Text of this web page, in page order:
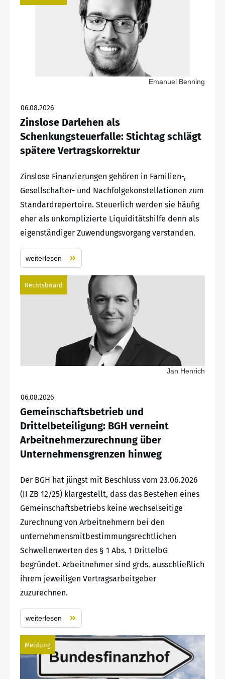
Emanuel Benning
06.08.2026
Zinslose Darlehen als
Schenkungsteuerfalle: Stichtag schlägt
spätere Vertragskorrektur
Zinslose Finanzierungen gehören in Familien-,
Gesellschafter- und Nachfolgekonstellationen zum
Standardrepertoire. Steuerlich werden sie häufig
eher als unkomplizierte Liquiditätshilfe denn als
eigenständiger Zuwendungsvorgang verstanden.
weiterlesen
Rechtsboard
Jan Henrich
06.08.2026
Gemeinschaftsbetrieb und
Drittelbeteiligung: BGH verneint
Arbeitnehmerzurechnung über
Unternehmensgrenzen hinweg
Der BGH hat jüngst mit Beschluss vom 23.06.2026
(II ZB 12/25) klargestellt, dass das Bestehen eines
Gemeinschaftsbetriebs keine wechselseitige
Zurechnung von Arbeitnehmern bei den
unternehmensmitbestimmungsrechtlichen
Schwellenwerten des § 1 Abs. 1 DrittelbG
begründet. Arbeitnehmer sind grds. ausschließlich
ihrem jeweiligen Vertragsarbeitgeber
zuzurechnen.
weiterlesen
Meldung